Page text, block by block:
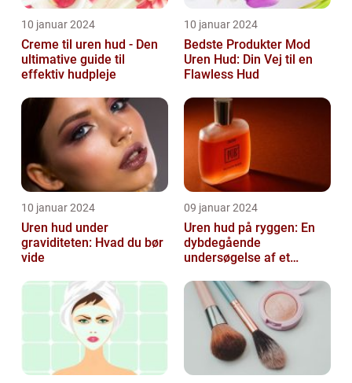
10 januar 2024
Creme til uren hud - Den
ultimative guide til
effektiv hudpleje
10 januar 2024
Bedste Produkter Mod
Uren Hud: Din Vej til en
Flawless Hud
10 januar 2024
Uren hud under
graviditeten: Hvad du bør
vide
09 januar 2024
Uren hud på ryggen: En
dybdegående
undersøgelse af et
undertiden overset
skønhedspr...